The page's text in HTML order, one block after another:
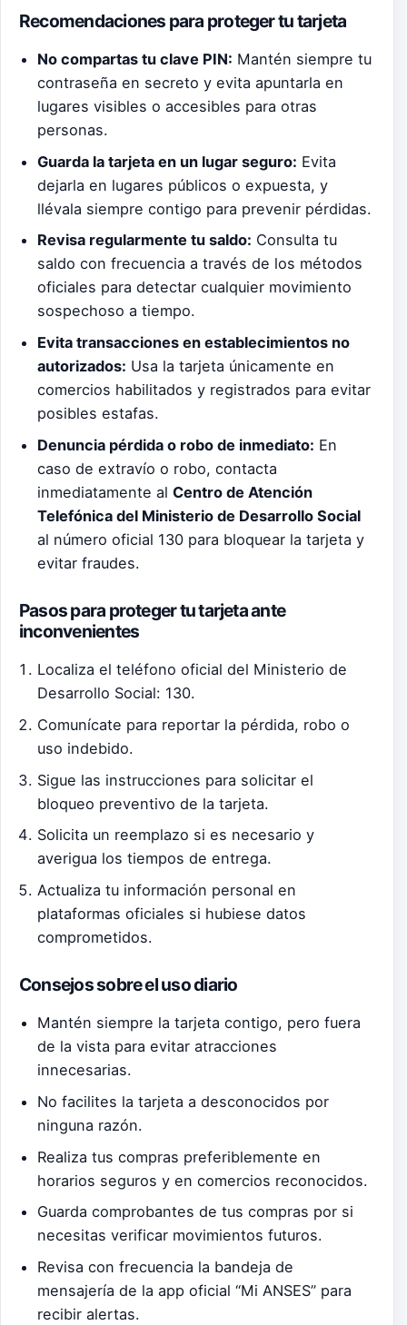
Recomendaciones para proteger tu tarjeta
No compartas tu clave PIN: Mantén siempre tu
contraseña en secreto y evita apuntarla en
lugares visibles o accesibles para otras
personas.
Guarda la tarjeta en un lugar seguro: Evita
dejarla en lugares públicos o expuesta, y
llévala siempre contigo para prevenir pérdidas.
Revisa regularmente tu saldo: Consulta tu
saldo con frecuencia a través de los métodos
oficiales para detectar cualquier movimiento
sospechoso a tiempo.
Evita transacciones en establecimientos no
autorizados: Usa la tarjeta únicamente en
comercios habilitados y registrados para evitar
posibles estafas.
Denuncia pérdida o robo de inmediato: En
caso de extravío o robo, contacta
inmediatamente alCentro de Atención
Telefónica del Ministerio de Desarrollo Social
al número oficial 130 para bloquear la tarjeta y
evitar fraudes.
Pasos para proteger tu tarjeta ante
inconvenientes
Localiza el teléfono oficial del Ministerio de
Desarrollo Social: 130.
Comunícate para reportar la pérdida, robo o
uso indebido.
Sigue las instrucciones para solicitar el
bloqueo preventivo de la tarjeta.
Solicita un reemplazo si es necesario y
averigua los tiempos de entrega.
Actualiza tu información personal en
plataformas oficiales si hubiese datos
comprometidos.
Consejos sobre el uso diario
Mantén siempre la tarjeta contigo, pero fuera
de la vista para evitar atracciones
innecesarias.
No facilites la tarjeta a desconocidos por
ninguna razón.
Realiza tus compras preferiblemente en
horarios seguros y en comercios reconocidos.
Guarda comprobantes de tus compras por si
necesitas verificar movimientos futuros.
Revisa con frecuencia la bandeja de
mensajería de la app oficial “Mi ANSES” para
recibir alertas.